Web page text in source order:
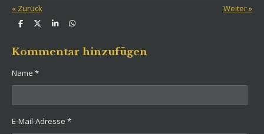
« Zurück Weiter»
T
l
e
T
l
e
T
l
e
T
l
e
Kommentar hinzufügen
Name *
E-Mail-Adresse *